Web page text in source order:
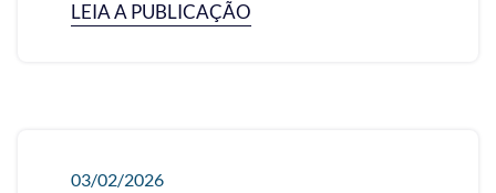
LEIA A PUBLICAÇÃO
03/02/2026